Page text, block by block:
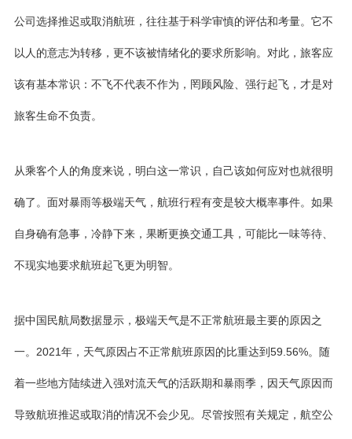
公司选择推迟或取消航班，往往基于科学审慎的评估和考量。它不
以人的意志为转移，更不该被情绪化的要求所影响。对此，旅客应
该有基本常识：不飞不代表不作为，罔顾风险、强行起飞，才是对
旅客生命不负责。
从乘客个人的角度来说，明白这一常识，自己该如何应对也就很明
确了。面对暴雨等极端天气，航班行程有变是较大概率事件。如果
自身确有急事，冷静下来，果断更换交通工具，可能比一味等待、
不现实地要求航班起飞更为明智。
据中国民航局数据显示，极端天气是不正常航班最主要的原因之
一。2021年，天气原因占不正常航班原因的比重达到59.56%。随
着一些地方陆续进入强对流天气的活跃期和暴雨季，因天气原因而
导致航班推迟或取消的情况不会少见。尽管按照有关规定，航空公